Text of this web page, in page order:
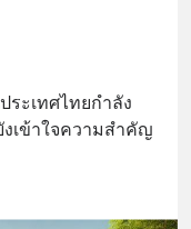
ะเทศไทยกำลัง
เข้าใจความสำคัญ